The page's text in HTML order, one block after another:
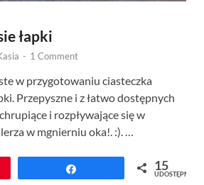
łapki
- 1 Comment
w przygotowaniu ciasteczka
Przepyszne i z łatwo dostępnych
i rozpływające się w
w mgnierniu oka!. :). …
15
UDOSTĘPNIEŃ